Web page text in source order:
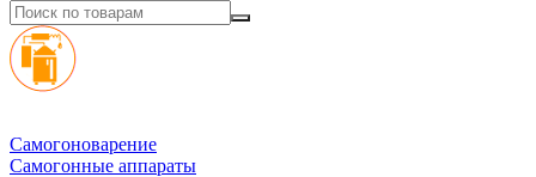
Cамогоноварение
Самогонные аппараты